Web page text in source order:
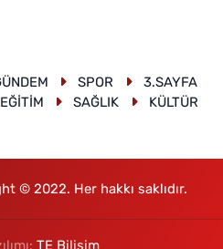
SPOR
3.SAYFA
EĞİTİM SAĞLIK KÜLTÜR
© 2022. Her hakkı saklıdır.
TE Bilişim